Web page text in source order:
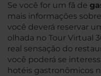
Se você for um fã de
mais informações
você deverá reservar
olhada no Tour Virtual
real sensação do
você poderá se
hotéis gastronômicos